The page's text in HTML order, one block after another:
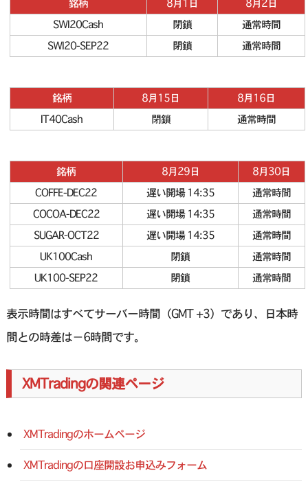
銘柄 8月1日
8月2日
SWI20Cash
閉鎖
通常時間
SWI20-SEP22
閉鎖 通常時間
銘柄 8月15日
8月16日
IT40Cash
閉鎖 通常時間
銘柄 8月29日
8月30日
COFFE-DEC22
遅い開場 14:35
通常時間
COCOA-DEC22
遅い開場 14:35
通常時間
SUGAR-OCT22
遅い開場 14:35
通常時間
UK100Cash
閉鎖
通常時間
UK100-SEP22
閉鎖 通常時間
表示時間はすべてサーバー時間（GMT +3）であり、日本時
間との時差は－6時間です。
XMTradingの関連ページ
XMTradingのホームページ
XMTradingの口座開設お申込みフォーム